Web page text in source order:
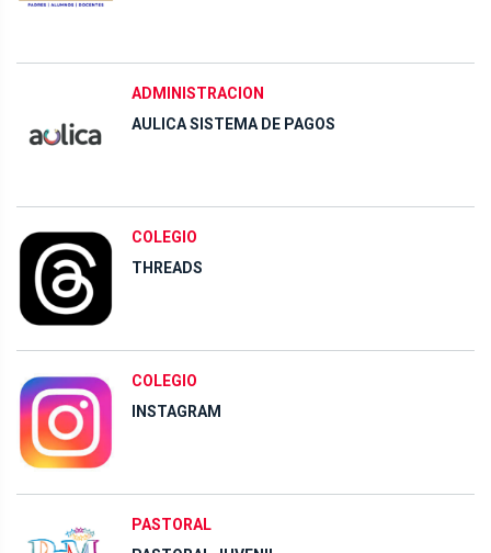
ADMINISTRACION
AULICA SISTEMA DE PAGOS
COLEGIO
THREADS
COLEGIO
INSTAGRAM
PASTORAL